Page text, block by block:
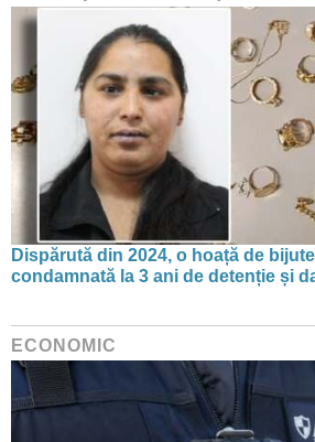
Dispărută din 2024, o hoață de
condamnată la 3 ani de detenție și
ECONOMIC